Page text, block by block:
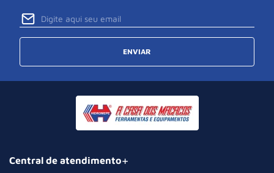
ENVIAR
Central de atendimento